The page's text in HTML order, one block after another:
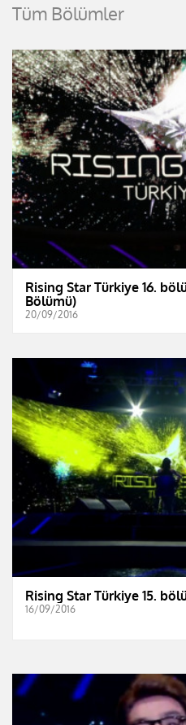
Tüm Bölümler
Rising Star Türkiye 16.
Bölümü)
20/09/2016
Rising Star Türkiye 15.
16/09/2016